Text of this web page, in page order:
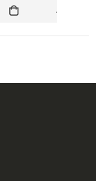
ADAUGĂ ÎN COȘ